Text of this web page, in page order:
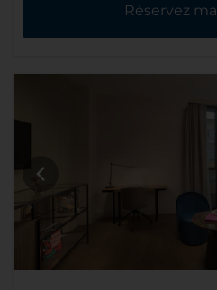
Réservez